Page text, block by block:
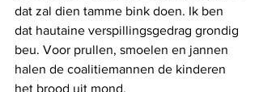
dat zal dien tamme bink doen. Ik ben
dat hautaine verspillingsgedrag grondig
beu. Voor prullen, smoelen en jannen
halen de coalitiemannen de kinderen
het brood uit mond.